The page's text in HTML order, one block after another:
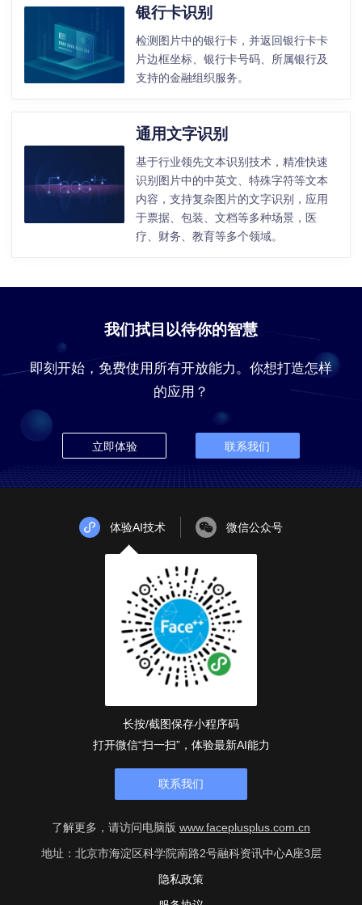
银行卡识别
检测图片中的银行卡，并返回银行卡卡
片边框坐标、银行卡号码、所属银行及
支持的金融组织服务。
通用文字识别
基于行业领先文本识别技术，精准快速
识别图片中的中英文、特殊字符等文本
内容，支持复杂图片的文字识别，应用
于票据、包装、文档等多种场景，医
疗、财务、教育等多个领域。
我们拭目以待你的智慧
即刻开始，免费使用所有开放能力。你想打造怎样
的应用？
立即体验 联系我们
体验AI技术 微信公众号
长按/截图保存小程序码
打开微信“扫一扫”，体验最新AI能力
联系我们
了解更多，请访问电脑版 www.faceplusplus.com.cn
地址：北京市海淀区科学院南路2号融科资讯中心A座3层
隐私政策